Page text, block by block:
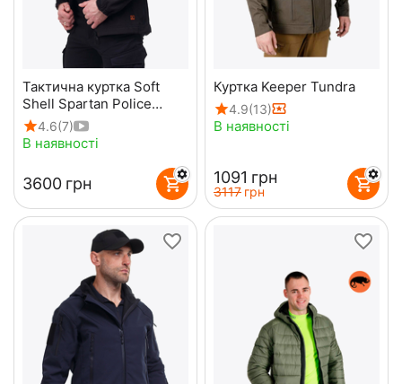
Тактична куртка Soft
Shell Spartan Police
Black чорна з
капюшоном
4.6(7)
В наявності
‍3600‍ грн
Куртка Keeper Tundra
4.9(13)
В наявності
‍1091‍ грн
‍3117‍ грн